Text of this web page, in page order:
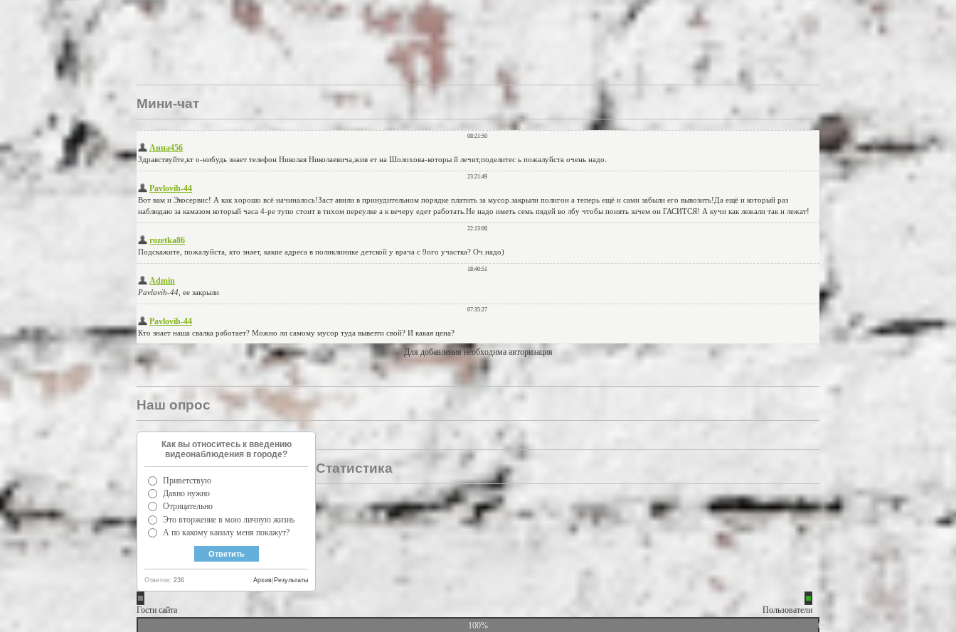
Мини-чат
Для добавления необходима авторизация
Наш опрос
Как вы относитесь к введению
видеонаблюдения в городе?
Приветствую
Давно нужно
Отрицательно
Это вторжение в мою личную жизнь
А по какому каналу меня покажут?
Ответов: 236 Результаты
Архив
Статистика
Гости сайта
Пользователи
100%
0%